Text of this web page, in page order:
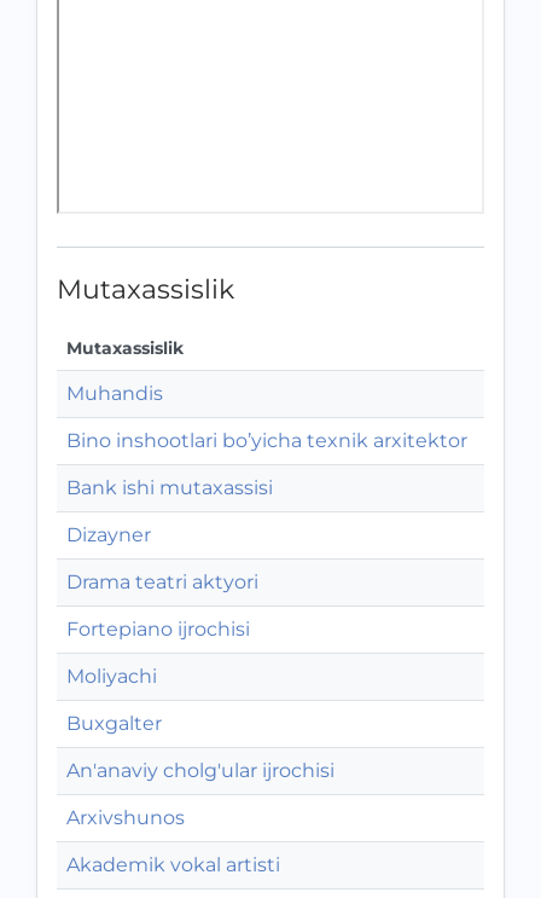
Mutaxassislik
Mutaxassislik
Muhandis
Bino inshootlari bo’yicha texnik arxitektor
Bank ishi mutaxassisi
Dizayner
Drama teatri aktyori
Fortepiano ijrochisi
Moliyachi
Buxgalter
An'anaviy cholg'ular ijrochisi
Arxivshunos
Akademik vokal artisti